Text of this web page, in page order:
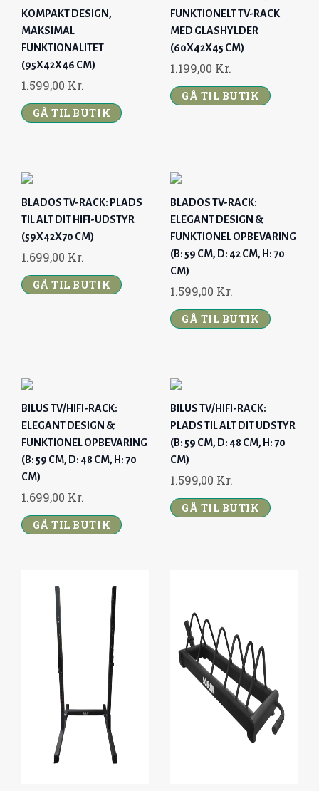
KOMPAKT DESIGN,
MAKSIMAL
FUNKTIONALITET
(95X42X46 CM)
1.599,00 Kr.
GÅ TIL BUTIK
FUNKTIONELT TV-RACK
MED GLASHYLDER
(60X42X45 CM)
1.199,00 Kr.
GÅ TIL BUTIK
BLADOS TV-RACK: PLADS
TIL ALT DIT HIFI-UDSTYR
(59X42X70 CM)
1.699,00 Kr.
GÅ TIL BUTIK
BLADOS TV-RACK:
ELEGANT DESIGN &
FUNKTIONEL OPBEVARING
(B: 59 CM, D: 42 CM, H: 70
CM)
1.599,00 Kr.
GÅ TIL BUTIK
BILUS TV/HIFI-RACK:
ELEGANT DESIGN &
FUNKTIONEL OPBEVARING
(B: 59 CM, D: 48 CM, H: 70
CM)
1.699,00 Kr.
GÅ TIL BUTIK
BILUS TV/HIFI-RACK:
PLADS TIL ALT DIT UDSTYR
(B: 59 CM, D: 48 CM, H: 70
CM)
1.599,00 Kr.
GÅ TIL BUTIK